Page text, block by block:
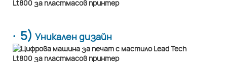
· 5) Уникален дизайн